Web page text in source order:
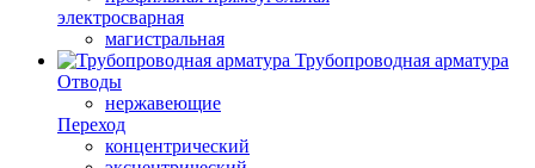
электросварная
магистральная
Трубопроводная арматура
Отводы
нержавеющие
Переход
концентрический